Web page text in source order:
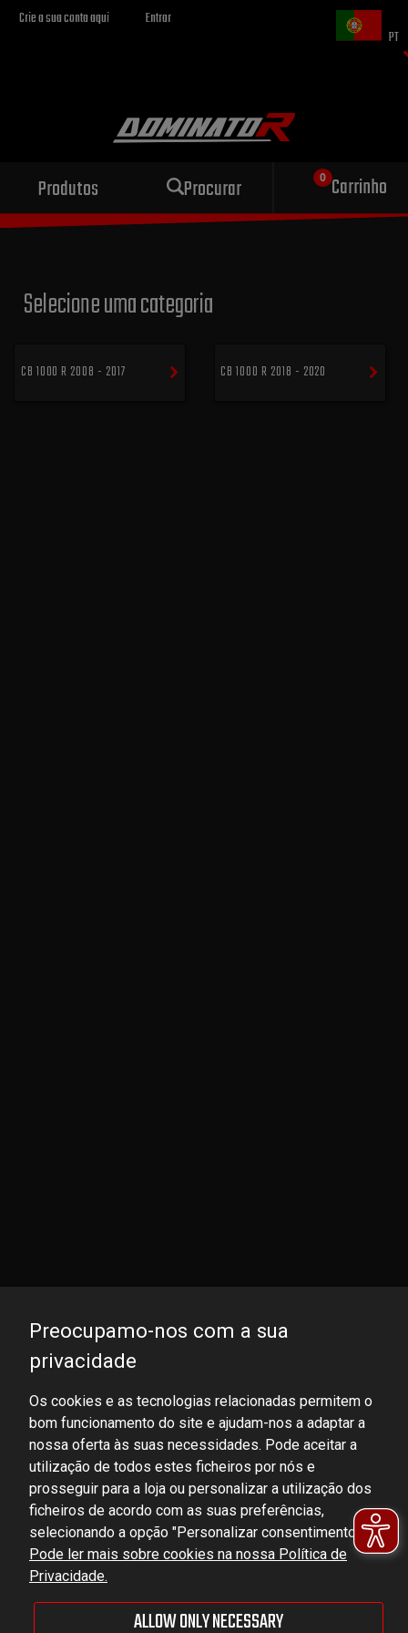
Crie a sua conta aqui
Entrar
PT
Produtos Procurar Carrinho
Escape esportivo
para sua motocicleta
Selecione uma categoria
CB 1000 R 2008 - 2017 CB 1000 R 2018 - 2020
DOMINATOR GROUP Sp. z o.o.
Ludowa 59, 43-514 Kaniów, POLAND
VAT ID No.: 6521751083
dominator@dominator.pl
© Copyright 2022 | Dominator Group Sp. z o. o.
Preocupamo-nos com a sua
privacidade
Os cookies e as tecnologias relacionadas permitem o
bom funcionamento do site e ajudam-nos a adaptar a
nossa oferta às suas necessidades. Pode aceitar a
utilização de todos estes ficheiros por nós e
prosseguir para a loja ou personalizar a utilização dos
ficheiros de acordo com as suas preferências,
selecionando a opção "Personalizar consentimentos".
Pode ler mais sobre cookies na nossa Política de
Privacidade.
ALLOW ONLY NECESSARY